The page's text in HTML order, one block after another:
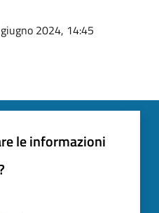
2024, 14:45
le informazioni